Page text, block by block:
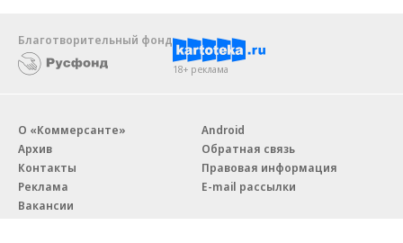
Благотворительный фонд
18+ реклама
О «Коммерсанте»
Архив
Контакты
Реклама
Вакансии
Android
Обратная связь
Правовая информация
E-mail рассылки